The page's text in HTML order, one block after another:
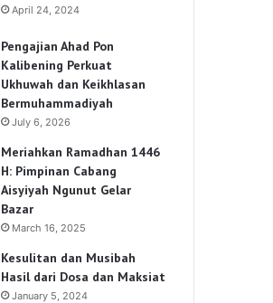
April 24, 2024
Pengajian Ahad Pon
Kalibening Perkuat
Ukhuwah dan Keikhlasan
Bermuhammadiyah
July 6, 2026
Meriahkan Ramadhan 1446
H: Pimpinan Cabang
Aisyiyah Ngunut Gelar
Bazar
March 16, 2025
Kesulitan dan Musibah
Hasil dari Dosa dan Maksiat
January 5, 2024